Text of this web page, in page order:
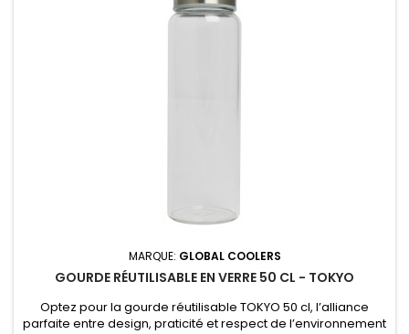
MARQUE: GLOBAL COOLERS
GOURDE RÉUTILISABLE EN VERRE 50 CL - TOKYO
Optez pour la gourde réutilisable TOKYO 50 cl, l’alliance
parfaite entre design, praticité et respect de l’environnement